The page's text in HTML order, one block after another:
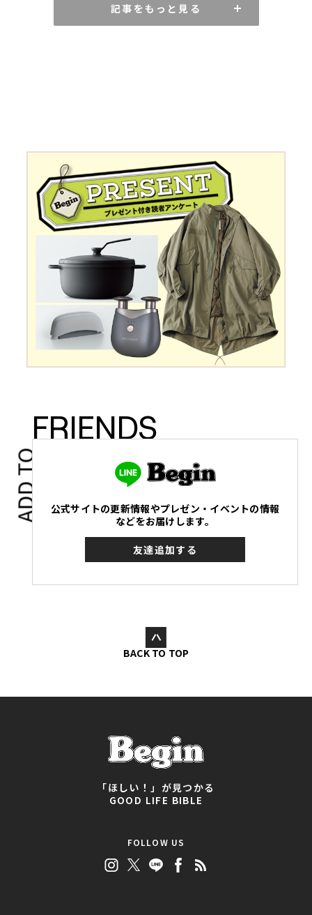
記事をもっと見る
ADD TO
FRIENDS
公式サイトの更新情報やプレゼン・イベントの情報
などをお届けします。
友達追加する
BACK TO TOP
「ほしい！」が見つかる
GOOD LIFE BIBLE
FOLLOW US